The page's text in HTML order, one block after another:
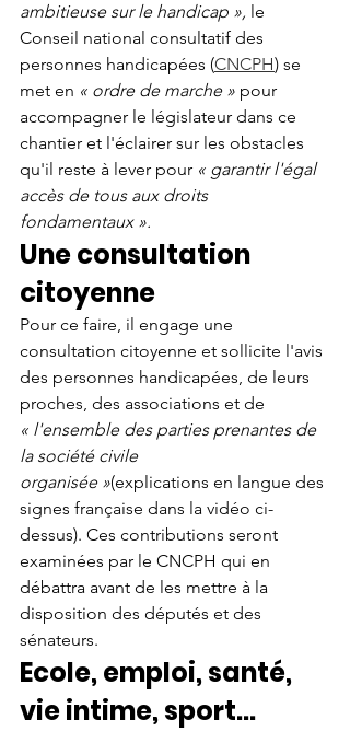
ambitieuse sur le handicap », le
Conseil national consultatif des
personnes handicapées (CNCPH) se
met en « ordre de marche » pour
accompagner le législateur dans ce
chantier et l'éclairer sur les obstacles
qu'il reste à lever pour « garantir l'égal
accès de tous aux droits
fondamentaux ».
Une consultation
citoyenne
Pour ce faire, il engage une
consultation citoyenne et sollicite l'avis
des personnes handicapées, de leurs
proches, des associations et de
« l'ensemble des parties prenantes de
la société civile
organisée »(explications en langue des
signes française dans la vidéo ci-
dessus). Ces contributions seront
examinées par le CNCPH qui en
débattra avant de les mettre à la
disposition des députés et des
sénateurs.
Ecole, emploi, santé,
vie intime, sport...